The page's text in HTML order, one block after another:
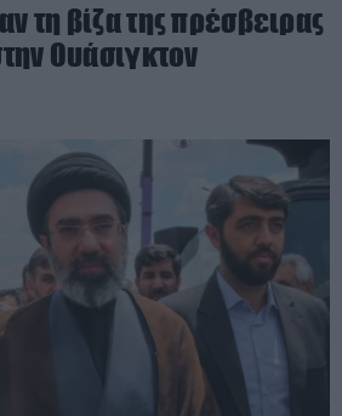
τη βίζα της πρέσβειρας
Ουάσιγκτον